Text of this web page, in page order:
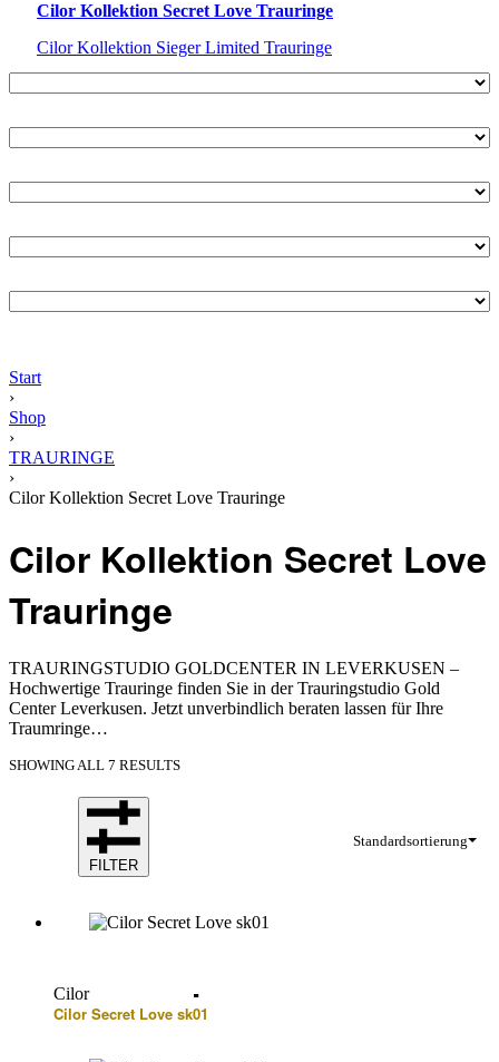
Cilor Kollektion Secret Love Trauringe
Cilor Kollektion Sieger Limited Trauringe
Start
›
Shop
›
TRAURINGE
›
Cilor Kollektion Secret Love Trauringe
Cilor Kollektion Secret Love
Trauringe
TRAURINGSTUDIO GOLDCENTER IN LEVERKUSEN –
Hochwertige Trauringe finden Sie in der Trauringstudio Gold
Center Leverkusen. Jetzt unverbindlich beraten lassen für Ihre
Traumringe…
SHOWING ALL 7 RESULTS
Standardsortierung
FILTER
Cilor
Cilor Secret Love sk01